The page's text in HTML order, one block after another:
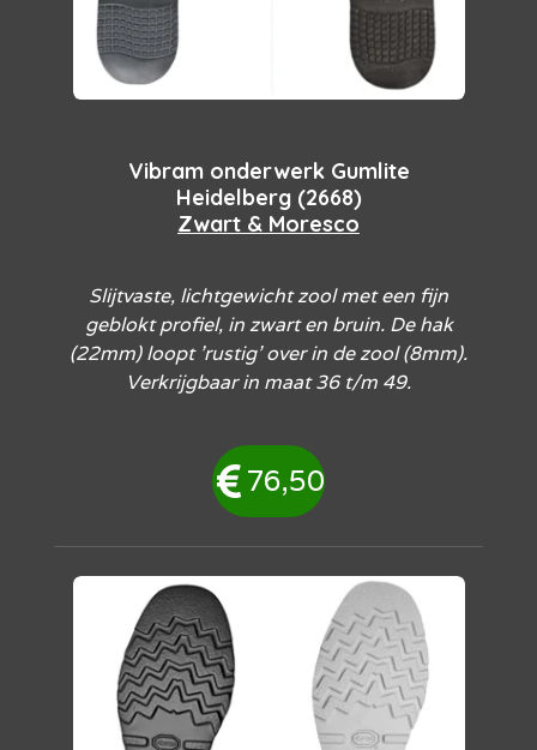
Vibram onderwerk Gumlite
Heidelberg (2668)
Zwart & Moresco
Slijtvaste, lichtgewicht zool met een fijn
geblokt profiel, in zwart en bruin. De hak
(22mm) loopt 'rustig' over in de zool (8mm).
Verkrijgbaar in maat 36 t/m 49.
76,50